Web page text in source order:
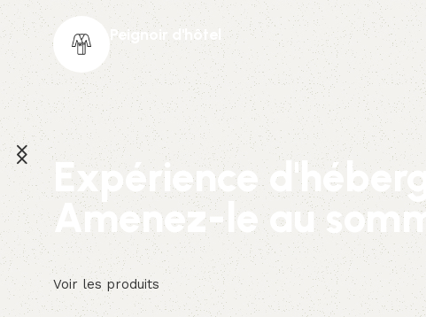
Peignoir d'hôtel
Expérience
Amenez-le au
Voir les produits